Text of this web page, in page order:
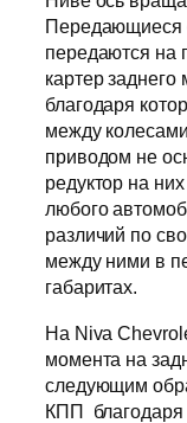
Передающиеся
передаются на
картер
благодаря
между
приводом не
редуктор на
любого
различий по
между ними в
габаритах.
На Niva
момента на
следующим
КПП благодаря